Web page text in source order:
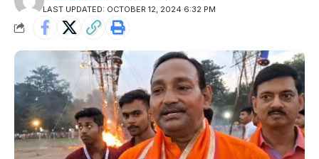
LAST UPDATED: OCTOBER 12, 2024 6:32 PM